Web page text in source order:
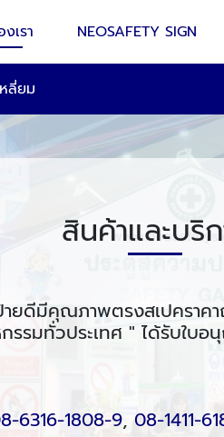
เรา NEOSAFETY SIGN
ลี่ยม
สินค้าและบริ
ยดีมีคุณภาพตรงสเปคราค
รรมทั่วประเทศ " ได้รับใ
6316-1808-9, 08-1411-